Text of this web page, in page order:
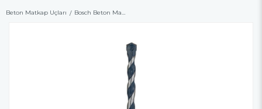
Beton Matkap Uçları Bosch Beton Matkap Ucu CYL-5 Blue Granite Turbo 5x100 mm